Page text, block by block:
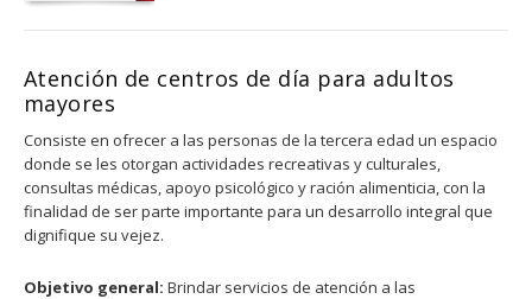
Atención de centros de día para adultos
mayores
Consiste en ofrecer a las personas de la tercera edad un espacio
donde se les otorgan actividades recreativas y culturales,
consultas médicas, apoyo psicológico y ración alimenticia, con la
finalidad de ser parte importante para un desarrollo integral que
dignifique su vejez.
Objetivo general: Brindar servicios de atención a las